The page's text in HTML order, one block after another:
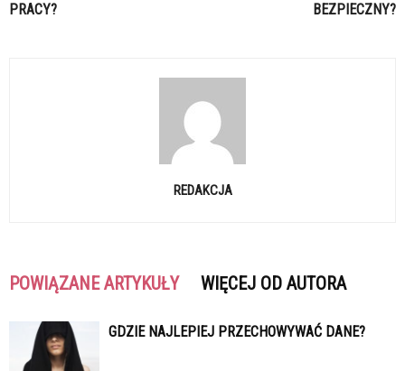
PRACY?
BEZPIECZNY?
REDAKCJA
POWIĄZANE ARTYKUŁY WIĘCEJ OD AUTORA
GDZIE NAJLEPIEJ PRZECHOWYWAĆ DANE?